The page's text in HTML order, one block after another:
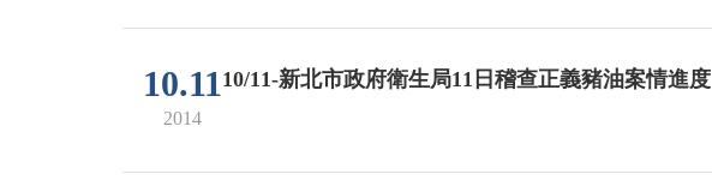
10.11
2014
10/11-新北市政府衛生局11日稽查正義豬油案情進度